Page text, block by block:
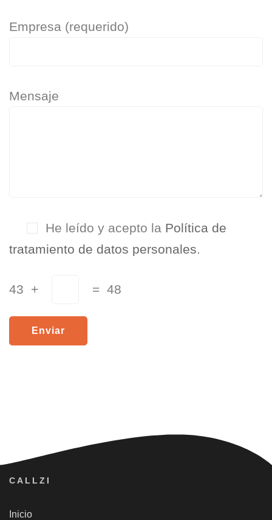
Empresa (requerido)
Mensaje
He leído y acepto la Política de
tratamiento de datos personales
43 + = 48
CALLZI
Inicio